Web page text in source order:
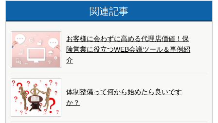
関連記事
お客様に会わずに高める代理店価値！保
険営業に役立つWEB会議ツール＆事例紹
介
体制整備って何から始めたら良いです
か？